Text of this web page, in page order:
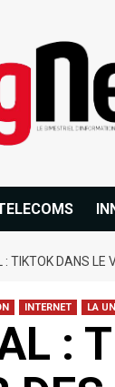
: TIKTOK DANS LE
INTERNET LA
: